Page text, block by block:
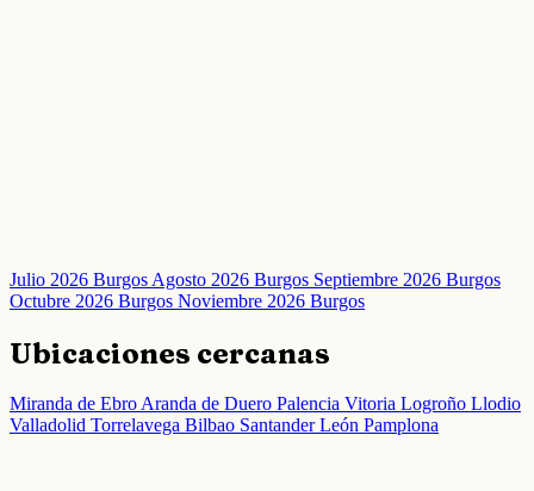
Julio 2026 Burgos Agosto 2026 Burgos Septiembre 2026 Burgos
Octubre 2026 Burgos Noviembre 2026 Burgos
Ubicaciones cercanas
Miranda de EbroAranda de Duero Palencia Vitoria Logroño Llodio
Valladolid Torrelavega Bilbao SantanderLeón Pamplona